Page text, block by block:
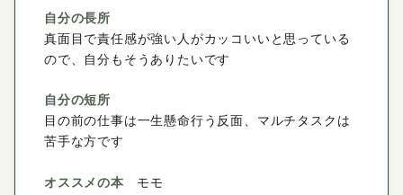
自分の長所
真面目で責任感が強い人がカッコいいと思っている
ので、自分もそうありたいです
自分の短所
目の前の仕事は一生懸命行う反面、マルチタスクは
苦手な方です
オススメの本 モモ